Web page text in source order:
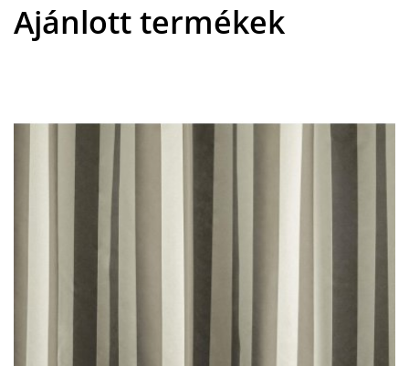
Ajánlott termékek